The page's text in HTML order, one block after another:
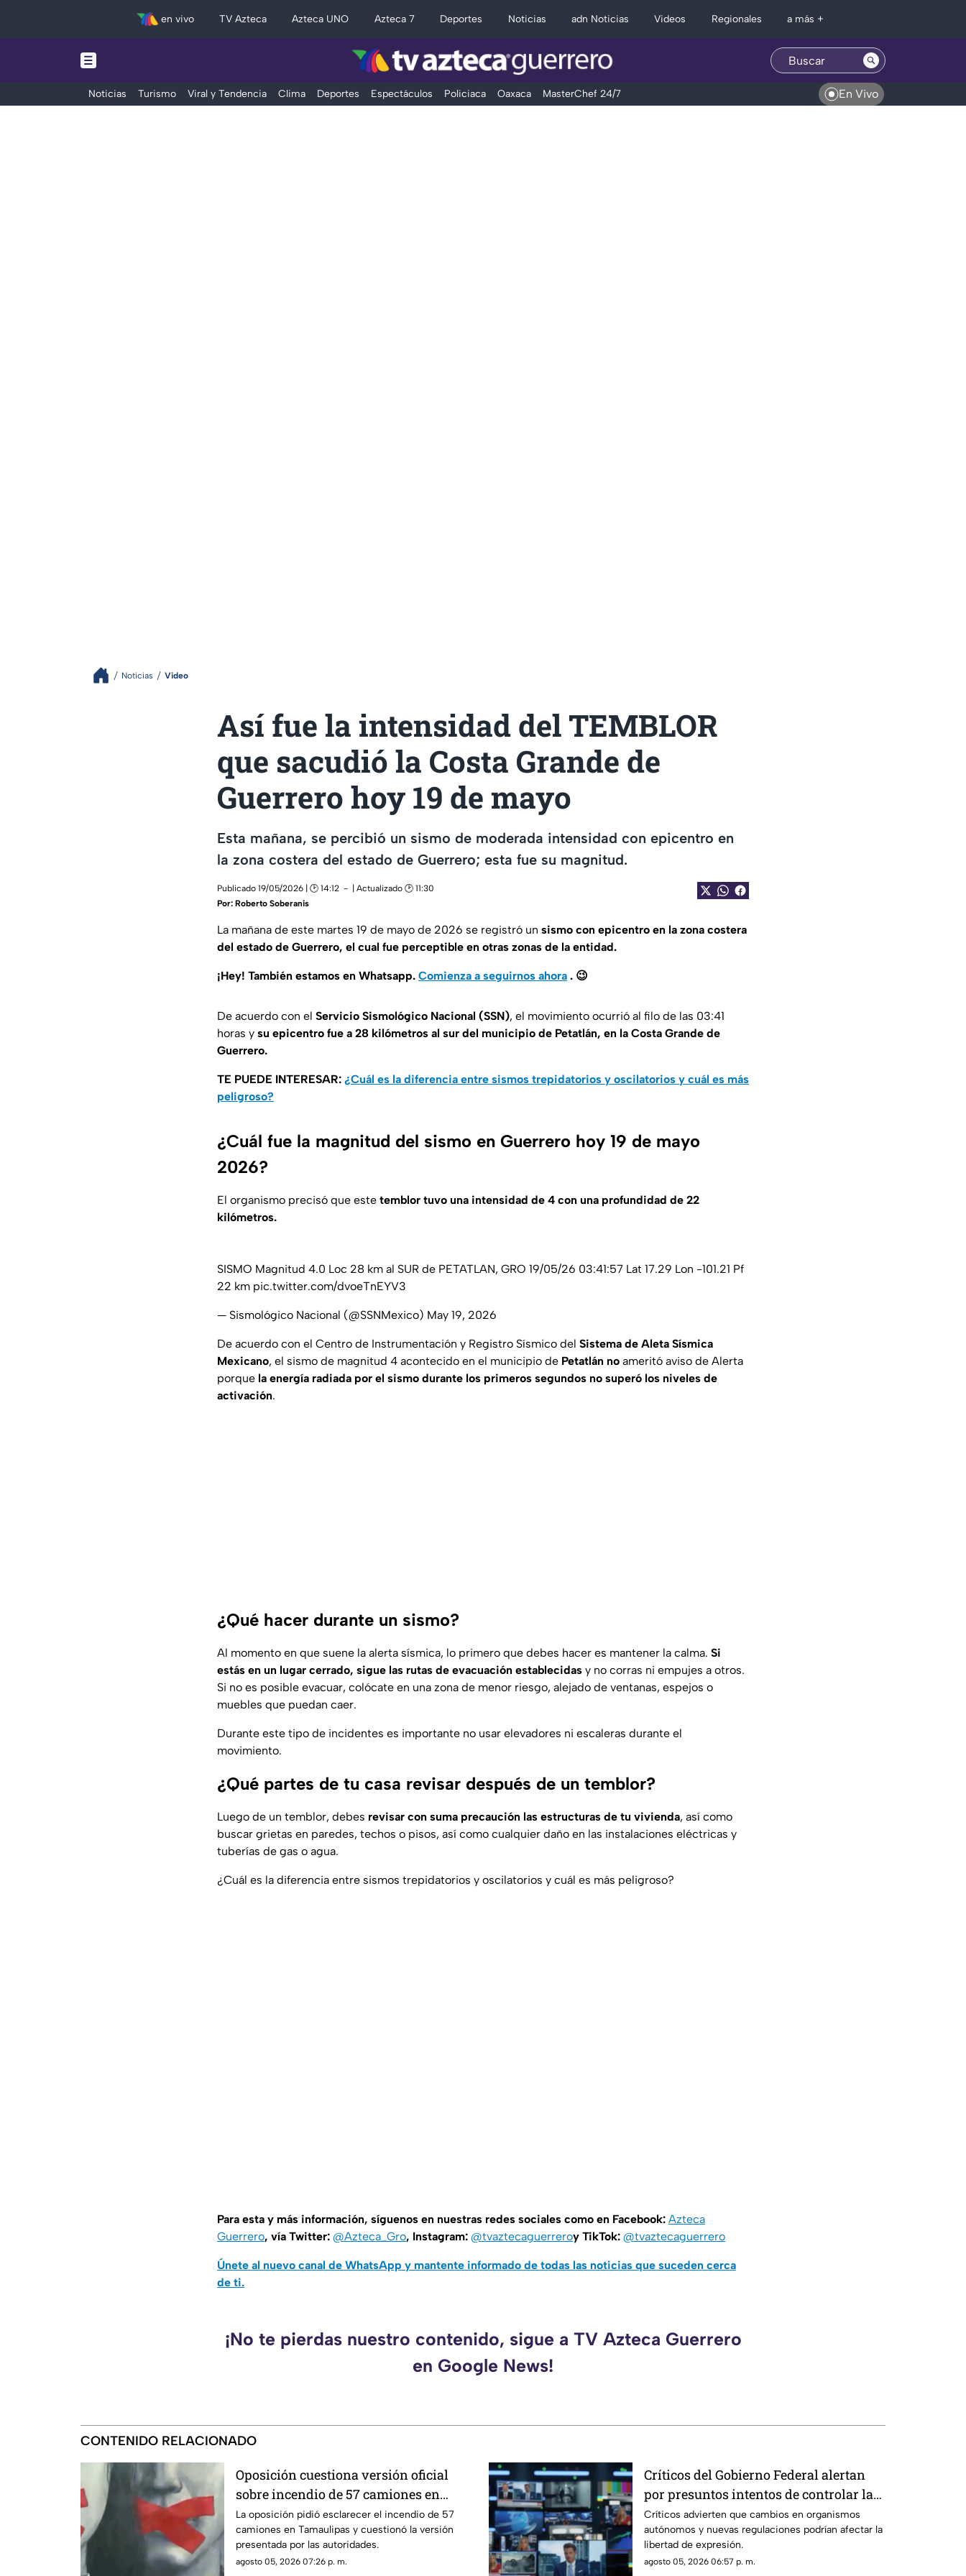
en vivo TV Azteca Azteca UNO Azteca 7 Deportes Noticias adn Noticias Videos Regionales a más +
Noticias Turismo Viral y Tendencia Clima Deportes Espectáculos Policiaca Oaxaca MasterChef 24/7 En Vivo
Noticias Video
Así fue la intensidad del TEMBLOR
que sacudió la Costa Grande de
Guerrero hoy 19 de mayo
Esta mañana, se percibió un sismo de moderada intensidad con epicentro en
la zona costera del estado de Guerrero; esta fue su magnitud.
Publicado 19/05/2026 | 🕑 14:12
| Actualizado 🕑 11:30
Por: Roberto Soberanis
La mañana de este martes 19 de mayo de 2026 se registró un sismo con epicentro en la zona costera
del estado de Guerrero, el cual fue perceptible en otras zonas de la entidad.
¡Hey! También estamos en Whatsapp. Comienza a seguirnos ahora . 😉
De acuerdo con el Servicio Sismológico Nacional (SSN), el movimiento ocurrió al filo de las 03:41
horas y su epicentro fue a 28 kilómetros al sur del municipio de Petatlán, en la Costa Grande de
Guerrero.
TE PUEDE INTERESAR: ¿Cuál es la diferencia entre sismos trepidatorios y oscilatorios y cuál es más
peligroso?
¿Cuál fue la magnitud del sismo en Guerrero hoy 19 de mayo
2026?
El organismo precisó que este temblor tuvo una intensidad de 4 con una profundidad de 22
kilómetros.
SISMO Magnitud 4.0 Loc 28 km al SUR de PETATLAN, GRO 19/05/26 03:41:57 Lat 17.29 Lon -101.21 Pf
22 km pic.twitter.com/dvoeTnEYV3
— Sismológico Nacional (@SSNMexico) May 19, 2026
De acuerdo con el Centro de Instrumentación y Registro Sísmico del Sistema de Aleta Sísmica
Mexicano, el sismo de magnitud 4 acontecido en el municipio de Petatlán no ameritó aviso de Alerta
porque la energía radiada por el sismo durante los primeros segundos no superó los niveles de
activación.
¿Qué hacer durante un sismo?
Al momento en que suene la alerta sísmica, lo primero que debes hacer es mantener la calma. Si
estás en un lugar cerrado, sigue las rutas de evacuación establecidas y no corras ni empujes a otros.
Si no es posible evacuar, colócate en una zona de menor riesgo, alejado de ventanas, espejos o
muebles que puedan caer.
Durante este tipo de incidentes es importante no usar elevadores ni escaleras durante el
movimiento.
¿Qué partes de tu casa revisar después de un temblor?
Luego de un temblor, debes revisar con suma precaución las estructuras de tu vivienda, así como
buscar grietas en paredes, techos o pisos, así como cualquier daño en las instalaciones eléctricas y
tuberías de gas o agua.
¿Cuál es la diferencia entre sismos trepidatorios y oscilatorios y cuál es más peligroso?
Para esta y más información, síguenos en nuestras redes sociales como en Facebook: Azteca
Guerrero, vía Twitter: @Azteca_Gro, Instagram: @tvaztecaguerreroy TikTok: @tvaztecaguerrero
Únete al nuevo canal de WhatsApp y mantente informado de todas las noticias que suceden cerca
de ti.
¡No te pierdas nuestro contenido, sigue a TV Azteca Guerrero
en Google News!
CONTENIDO RELACIONADO
Oposición cuestiona versión oficial
sobre incendio de 57 camiones en
Tamaulipas
La oposición pidió esclarecer el incendio de 57
camiones en Tamaulipas y cuestionó la versión
presentada por las autoridades.
agosto 05, 2026 07:26 p. m.
Críticos del Gobierno Federal alertan
por presuntos intentos de controlar la
información
Críticos advierten que cambios en organismos
autónomos y nuevas regulaciones podrían afectar la
libertad de expresión.
agosto 05, 2026 06:57 p. m.